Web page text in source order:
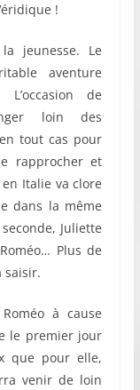
!
jeunesse. Le
aventure
de
loin des
tout cas pour
rapprocher et
en Italie va clore
dans la même
Juliette
Plus de
saisir.
à cause
le premier jour
que pour elle,
venir de loin